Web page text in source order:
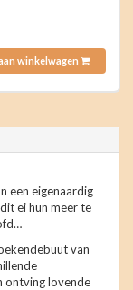
winkelwagen
een eigenaardig
ei hun meer te
van
ontving lovende